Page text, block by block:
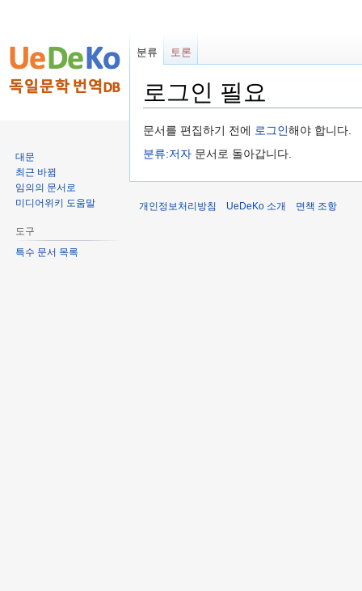
로그인 필요
둘
러
기
로
검
색
러
가
문서를 편집하기 전에 로그인해야 합니다.
분류:저자 문서로 돌아갑니다.
분류 토론
대문
최근 바뀜
임의의 문서로
미디어위키 도움말
도구
특수 문서 목록
개인정보처리방침 UeDeKo 소개 면책 조항